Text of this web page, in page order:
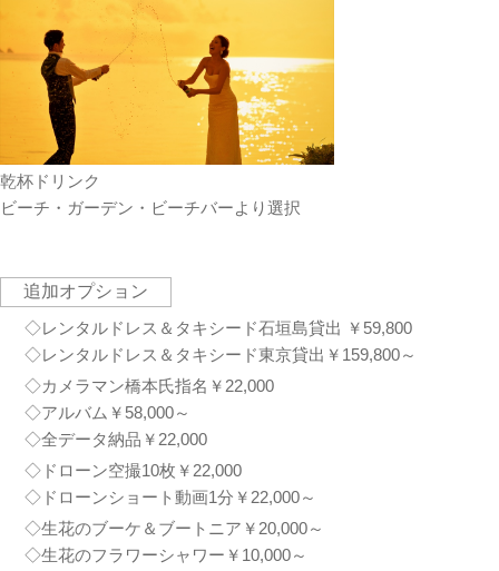
乾杯ドリンク
ビーチ・ガーデン・ビーチバーより選択
追加オプション
◇レンタルドレス＆タキシード石垣島貸出 ￥59,800
◇レンタルドレス＆タキシード東京貸出￥159,800～
◇カメラマン橋本氏指名￥22,000
◇アルバム￥58,000～
◇全データ納品￥22,000
◇ドローン空撮10枚￥22,000
◇ドローンショート動画1分￥22,000～
◇生花のブーケ＆ブートニア￥20,000～
◇生花のフラワーシャワー￥10,000～